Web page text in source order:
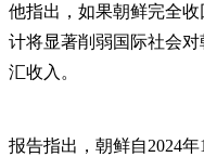
他指出，如果朝鲜完全
计将显著削弱国际社会
汇收入。
报告指出，朝鲜自2024